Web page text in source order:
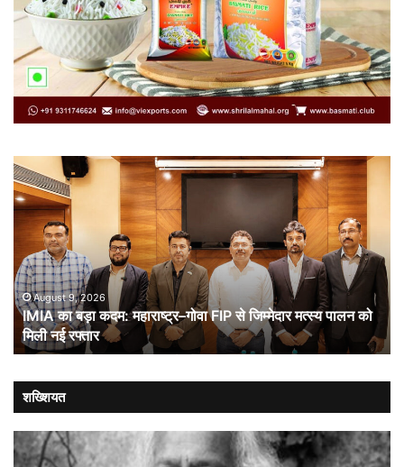
पालन को
कार्टोग्राफिक
कूटनीति
संबंध
August 9, 2026
कार्टोग्राफिक कूटनीति और भारत-चीन संबंध
शख्शियत